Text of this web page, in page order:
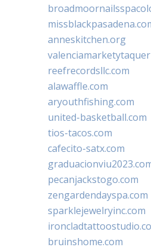
anneskitchen.org
reefrecordsllc.com
alawaffle.com
aryouthfishing.com
united-basketball.com
tios-tacos.com
cafecito-satx.com
pecanjackstogo.com
zengardendayspa.com
sparklejewelryinc.com
bruinshome.com